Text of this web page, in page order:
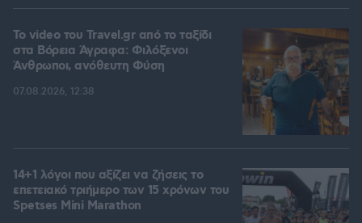
To video του Travel.gr από το ταξίδι
στα Βόρεια Άγραφα: Φιλόξενοι
Άνθρωποι, ανόθευτη Φύση
07.08.2026, 12:38
14+1 λόγοι που αξίζει να ζήσεις το
επετειακό τριήμερο των 15 χρόνων του
Spetses Mini Marathon